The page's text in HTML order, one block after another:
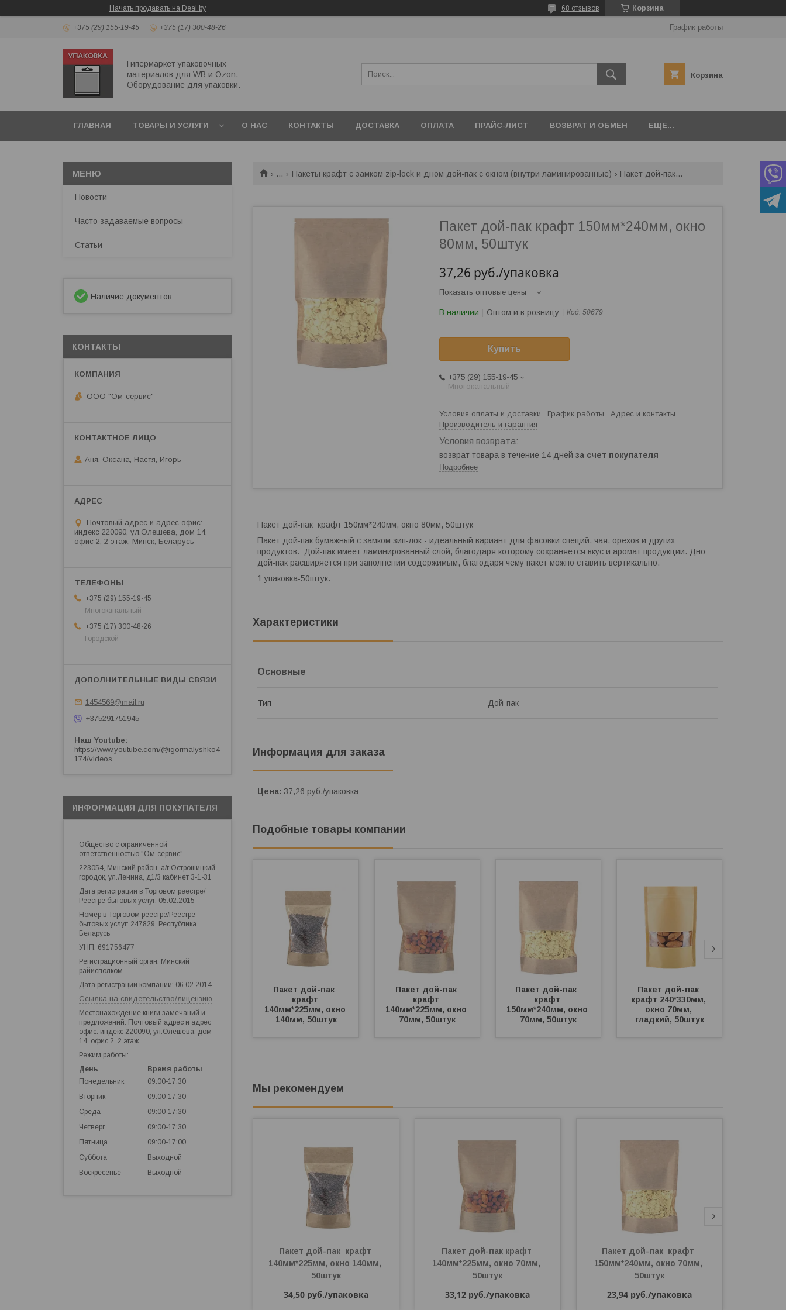
Начать продавать на Deal.by Корзина
68 отзывов
+375 (29) 155-19-45 +375 (17) 300-48-26 График работы
Гипермаркет упаковочных
материалов для WB и Ozon.
Оборудование для упаковки.
Корзина
ГЛАВНАЯ ТОВАРЫ И УСЛУГИ О НАС КОНТАКТЫ ДОСТАВКА ОПЛАТА ПРАЙС-ЛИСТ ВОЗВРАТ И ОБМЕН ЕЩЕ...
... Пакеты крафт с замком zip-lock и дном дой-пак с окном (внутри ламинированные) Пакет дой-пак крафт 150мм*240мм, окно 80мм, 50штук
Пакет дой-пак крафт 150мм*240мм, окно
80мм, 50штук
37,26 руб./упаковка
Показать оптовые цены
В наличии Оптом и в розницу Код: 50679
Купить
+375 (29) 155-19-45
Многоканальный
Условия оплаты и доставки График работы
Адрес и контакты
Производитель и гарантия
возврат товара в течение 14 дней за счет покупателя
Подробнее
Пакет дой-пак крафт 150мм*240мм, окно 80мм, 50штук
Пакет дой-пак бумажный с замком зип-лок - идеальный вариант для фасовки специй, чая, орехов и других
продуктов. Дой-пак имеет ламинированный слой, благодаря которому сохраняется вкус и аромат продукции. Дно
дой-пак расширяется при заполнении содержимым, благодаря чему пакет можно ставить вертикально.
1 упаковка-50штук.
Характеристики
Основные
Тип Дой-пак
Информация для заказа
Цена: 37,26 руб./упаковка
Подобные товары компании
Пакет дой-пак
крафт
140мм*225мм, окно
140мм, 50штук
Пакет дой-пак
крафт
140мм*225мм, окно
70мм, 50штук
Пакет дой-пак
крафт
150мм*240мм, окно
70мм, 50штук
Пакет дой-пак
крафт 240*330мм,
окно 70мм,
гладкий, 50штук
Мы рекомендуем
Пакет дой-пак  крафт
140мм*225мм, окно 140мм,
50штук
34,50 руб./упаковка
Пакет дой-пак крафт
140мм*225мм, окно 70мм,
50штук
33,12 руб./упаковка
Пакет дой-пак  крафт
150мм*240мм, окно 70мм,
50штук
23,94 руб./упаковка
Новости
Часто задаваемые вопросы
Статьи
Наличие документов
КОНТАКТЫ
ООО "Ом-сервис"
Аня, Оксана, Настя, Игорь
Почтовый адрес и адрес офис:
индекс 220090, ул.Олешева, дом 14,
офис 2, 2 этаж, Минск, Беларусь
+375 (29) 155-19-45
Многоканальный
+375 (17) 300-48-26
Городской
1454569@mail.ru
+375291751945
Наш Youtube
https://www.youtube.com/@igormalyshko4
174/videos
ИНФОРМАЦИЯ ДЛЯ ПОКУПАТЕЛЯ
Общество с ограниченной
ответственностью "Ом-сервис"
223054, Минский район, а/г Острошицкий
городок, ул.Ленина, д1/3 кабинет 3-1-31
Дата регистрации в Торговом реестре/
Реестре бытовых услуг: 05.02.2015
Номер в Торговом реестре/Реестре
бытовых услуг: 247829, Республика
Беларусь
УНП: 691756477
Регистрационный орган: Минский
райисполком
Дата регистрации компании: 06.02.2014
Ссылка на свидетельство/лицензию
Местонахождение книги замечаний и
предложений: Почтовый адрес и адрес
офис: индекс 220090, ул.Олешева, дом
14, офис 2, 2 этаж
Режим работы:
День
Время работы
Понедельник
09:00-17:30
Вторник
09:00-17:30
Среда
09:00-17:30
Четверг
09:00-17:30
Пятница
09:00-17:00
Суббота
Выходной
Воскресенье
Выходной